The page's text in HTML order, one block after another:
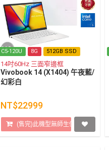
C5-120U 8G 512GB SSD
14吋60Hz 三面窄邊框
Vivobook 14 (X1404) 午夜藍/
幻彩白
NT$22999
(售完)此機型無師生價